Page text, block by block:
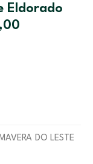
Eldorado
DO LESTE